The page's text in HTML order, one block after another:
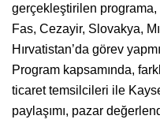
gerçekleştirilen
Fas, Cezayir, Slovakya,
Hırvatistan’da görev
Program kapsamında,
ticaret temsilcileri ile
paylaşımı, pazar